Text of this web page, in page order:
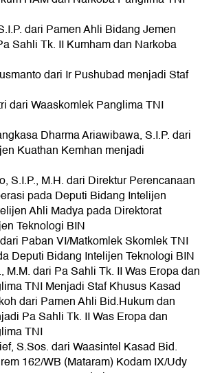
dari Pamen Ahli Bidang Jemen
Sahli Tk. II Kumham dan Narkoba
dari Ir Pushubad menjadi Staf
dari Waaskomlek Panglima TNI
Dharma Ariawibawa, S.I.P. dari
Kuathan Kemhan menjadi
S.I.P., M.H. dari Direktur Perencanaan
pada Deputi Bidang Intelijen
Ahli Madya pada Direktorat
Teknologi BIN
Paban VI/Matkomlek Skomlek TNI
Deputi Bidang Intelijen Teknologi BIN
M.M. dari Pa Sahli Tk. II Was Eropa dan
TNI Menjadi Staf Khusus Kasad
dari Pamen Ahli Bid.Hukum dan
Pa Sahli Tk. II Was Eropa dan
TNI
S.Sos. dari Waasintel Kasad Bid.
162/WB (Mataram) Kodam IX/Udy